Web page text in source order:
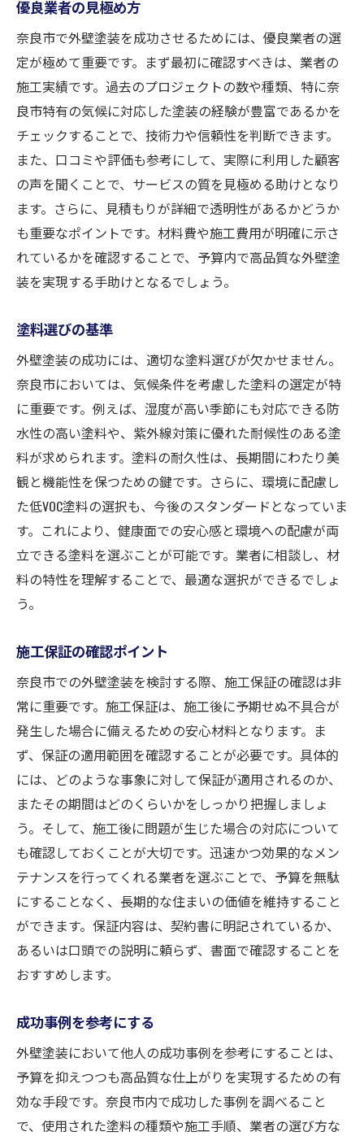
優良業者の見極め方
奈良市で外壁塗装を成功させるためには、優良業者の選
定が極めて重要です。まず最初に確認すべきは、業者の
施工実績です。過去のプロジェクトの数や種類、特に奈
良市特有の気候に対応した塗装の経験が豊富であるかを
チェックすることで、技術力や信頼性を判断できます。
また、口コミや評価も参考にして、実際に利用した顧客
の声を聞くことで、サービスの質を見極める助けとなり
ます。さらに、見積もりが詳細で透明性があるかどうか
も重要なポイントです。材料費や施工費用が明確に示さ
れているかを確認することで、予算内で高品質な外壁塗
装を実現する手助けとなるでしょう。
塗料選びの基準
外壁塗装の成功には、適切な塗料選びが欠かせません。
奈良市においては、気候条件を考慮した塗料の選定が特
に重要です。例えば、湿度が高い季節にも対応できる防
水性の高い塗料や、紫外線対策に優れた耐候性のある塗
料が求められます。塗料の耐久性は、長期間にわたり美
観と機能性を保つための鍵です。さらに、環境に配慮し
た低VOC塗料の選択も、今後のスタンダードとなっていま
す。これにより、健康面での安心感と環境への配慮が両
立できる塗料を選ぶことが可能です。業者に相談し、材
料の特性を理解することで、最適な選択ができるでしょ
う。
施工保証の確認ポイント
奈良市での外壁塗装を検討する際、施工保証の確認は非
常に重要です。施工保証は、施工後に予期せぬ不具合が
発生した場合に備えるための安心材料となります。ま
ず、保証の適用範囲を確認することが必要です。具体的
には、どのような事象に対して保証が適用されるのか、
またその期間はどのくらいかをしっかり把握しましょ
う。そして、施工後に問題が生じた場合の対応について
も確認しておくことが大切です。迅速かつ効果的なメン
テナンスを行ってくれる業者を選ぶことで、予算を無駄
にすることなく、長期的な住まいの価値を維持すること
ができます。保証内容は、契約書に明記されているか、
あるいは口頭での説明に頼らず、書面で確認することを
おすすめします。
成功事例を参考にする
外壁塗装において他人の成功事例を参考にすることは、
予算を抑えつつも高品質な仕上がりを実現するための有
効な手段です。奈良市内で成功した事例を調べること
で、使用された塗料の種類や施工手順、業者の選び方な